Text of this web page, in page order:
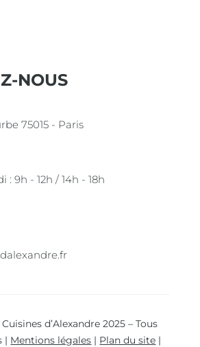
NOUS
75015 - Paris
: 9h - 12h / 14h - 18h
d’Alexandre 2025 – Tous
| Mentions légales | Plan du site |